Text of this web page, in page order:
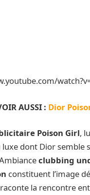
AUSSI : Dior
Poison Girl,
dont Dior semble
clubbing
constituent l’image
la rencontre